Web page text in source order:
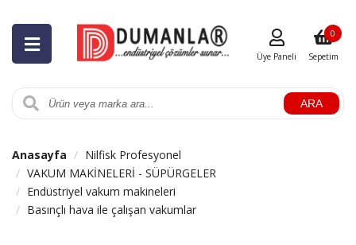
ARA
Üye Paneli Sepetim
0
Anasayfa
Nilfisk Profesyonel
VAKUM MAKİNELERİ - SÜPÜRGELER
Endüstriyel vakum makineleri
Basınçlı hava ile çalışan vakumlar